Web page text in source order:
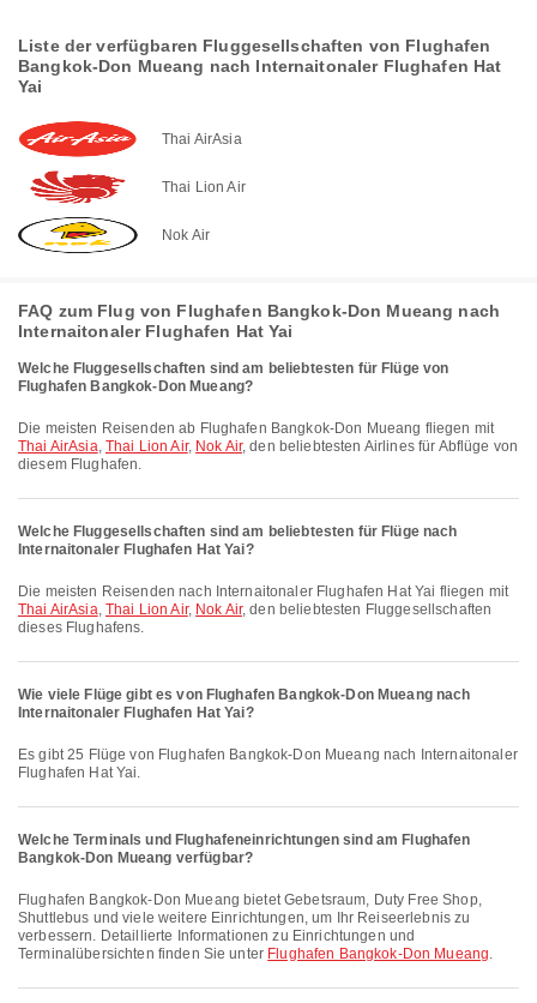
Liste der verfügbaren Fluggesellschaften von Flughafen
Bangkok-Don Mueang nach Internaitonaler Flughafen Hat
Yai
Thai AirAsia
Thai Lion Air
Nok Air
FAQ zum Flug von Flughafen Bangkok-Don Mueang nach
Internaitonaler Flughafen Hat Yai
Welche Fluggesellschaften sind am beliebtesten für Flüge von
Flughafen Bangkok-Don Mueang?
Die meisten Reisenden ab Flughafen Bangkok-Don Mueang fliegen mit
Thai AirAsia, Thai Lion Air, Nok Air, den beliebtesten Airlines für Abflüge von
diesem Flughafen.
Welche Fluggesellschaften sind am beliebtesten für Flüge nach
Internaitonaler Flughafen Hat Yai?
Die meisten Reisenden nach Internaitonaler Flughafen Hat Yai fliegen mit
Thai AirAsia, Thai Lion Air, Nok Air, den beliebtesten Fluggesellschaften
dieses Flughafens.
Wie viele Flüge gibt es von Flughafen Bangkok-Don Mueang nach
Internaitonaler Flughafen Hat Yai?
Es gibt 25 Flüge von Flughafen Bangkok-Don Mueang nach Internaitonaler
Flughafen Hat Yai.
Welche Terminals und Flughafeneinrichtungen sind am Flughafen
Bangkok-Don Mueang verfügbar?
Flughafen Bangkok-Don Mueang bietet Gebetsraum, Duty Free Shop,
Shuttlebus und viele weitere Einrichtungen, um Ihr Reiseerlebnis zu
verbessern. Detaillierte Informationen zu Einrichtungen und
Terminalübersichten finden Sie unter Flughafen Bangkok-Don Mueang.